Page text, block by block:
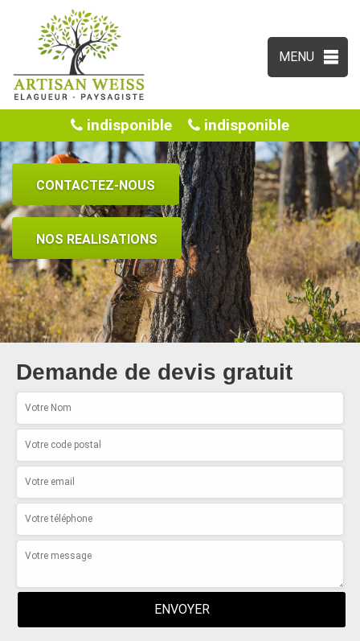
MENU
indisponible indisponible
CONTACTEZ-NOUS
NOS REALISATIONS
Demande de devis gratuit